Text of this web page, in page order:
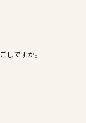
しですか。